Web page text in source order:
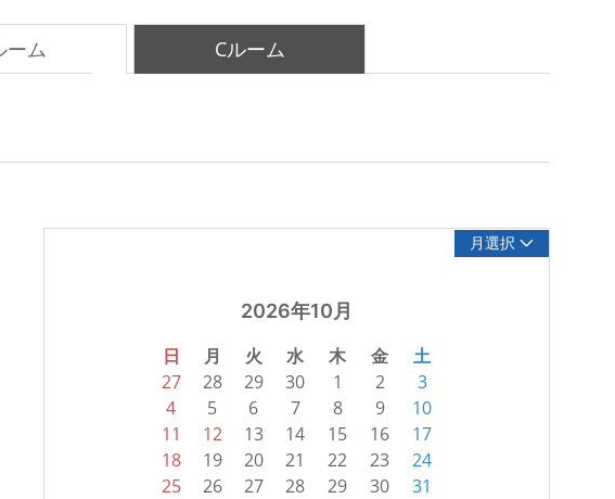
ーム Cルーム
月選択
2026年10月
日 月 火 水 木 金 土
27 28 29 30 1 2
3
4
5 6 7 8 9
10
11
12 13 14 15 16
17
18
19 20 21 22 23
24
25
26 27 28 29 30 31